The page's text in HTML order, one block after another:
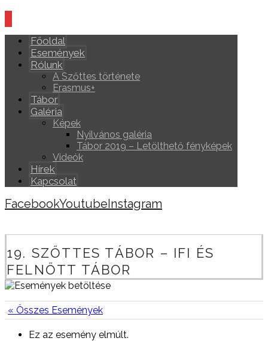
Főoldal
Események
Rólunk
A Szőttes története
Erasmus+
Tábor
Galéria
Képek
Nyilvános galéria
Tábor 2019 – Letölthető fényképek
Videók
Hírek
Kapcsolat
FacebookYoutubeInstagram
19. SZŐTTES TÁBOR – IFI ÉS
FELNŐTT TÁBOR
« Összes Események
Ez az esemény elmúlt.